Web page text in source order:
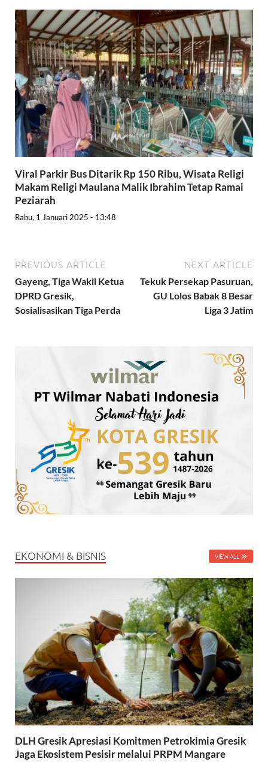
Viral Parkir Bus Ditarik Rp 150 Ribu, Wisata Religi
Makam Religi Maulana Malik Ibrahim Tetap Ramai
Peziarah
Rabu, 1 Januari 2025 - 13:48
PREVIOUS ARTICLE
Gayeng, Tiga Wakil Ketua
DPRD Gresik,
Sosialisasikan Tiga Perda
NEXT ARTICLE
Tekuk Persekap Pasuruan,
GU Lolos Babak 8 Besar
Liga 3 Jatim
EKONOMI & BISNIS VIEW ALL
DLH Gresik Apresiasi Komitmen Petrokimia Gresik
Jaga Ekosistem Pesisir melalui PRPM Mangare